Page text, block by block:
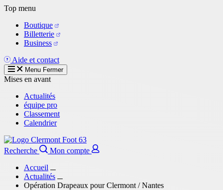
Aller
contenu
principal
Top menu
Boutique
Billetterie
Business
Aide et contact
Menu Fermer
Mises en avant
Actualités
équipe pro
Classement
Calendrier
Recherche
Mon compte
Accueil
Actualités
Opération Drapeaux pour Clermont / Nantes